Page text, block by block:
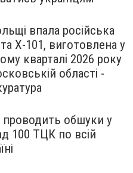
впала російська
X-101, виготовлена у
кварталі 2026 року
області -
обшуки у
100 ТЦК по всій